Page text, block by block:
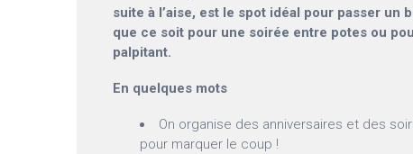
suite à l’aise, est le spot idéal pour passer un
que ce soit pour une soirée entre potes ou
palpitant.
En quelques mots
On organise des anniversaires et des
pour marquer le coup !